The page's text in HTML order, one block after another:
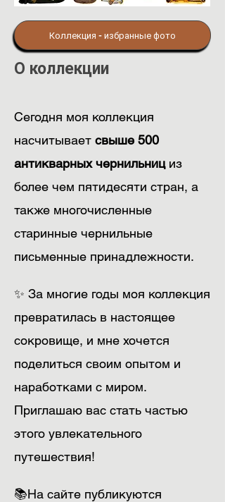
Коллекция - избранные фото
О коллекции
Сегодня моя коллекция
насчитывает свыше 500
антикварных чернильнициз
более чем пятидесяти стран, а
также многочисленные
старинные чернильные
письменные принадлежности.
✨ За многие годы моя коллекция
превратилась в настоящее
сокровище, и мне хочется
поделиться своим опытом и
наработками с миром.
Приглашаю вас стать частью
этого увлекательного
путешествия!
📚На сайте публикуются